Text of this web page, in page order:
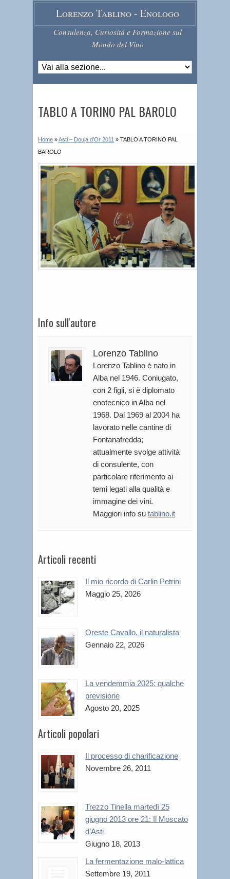
Lorenzo Tablino - Enologo
Consulenza, Curiosità e Formazione sul
Mondo del Vino
TABLO A TORINO PAL BAROLO
Home »Asti – Douja d’Or 2011 » TABLO A TORINO PAL
BAROLO
Info sull'autore
Lorenzo Tablino
Lorenzo Tablino è nato in
Alba nel 1946. Coniugato,
con 2 figli, si è diplomato
enotecnico in Alba nel
1968. Dal 1969 al 2004 ha
lavorato nelle cantine di
Fontanafredda;
attualmente svolge attività
di consulente, con
particolare riferimento ai
temi legati alla qualità e
immagine dei vini.
Maggiori info su tablino.it
Articoli recenti
Il mio ricordo di Carlin Petrini
Maggio 25, 2026
Oreste Cavallo, il naturalista
Gennaio 22, 2026
La vendemmia 2025: qualche
previsione
Agosto 20, 2025
Articoli popolari
Il processo di charificazione
Novembre 26, 2011
Trezzo Tinella martedì 25
giugno 2013 ore 21: Il Moscato
d’Asti
Giugno 18, 2013
La fermentazione malo-lattica
Settembre 19, 2011